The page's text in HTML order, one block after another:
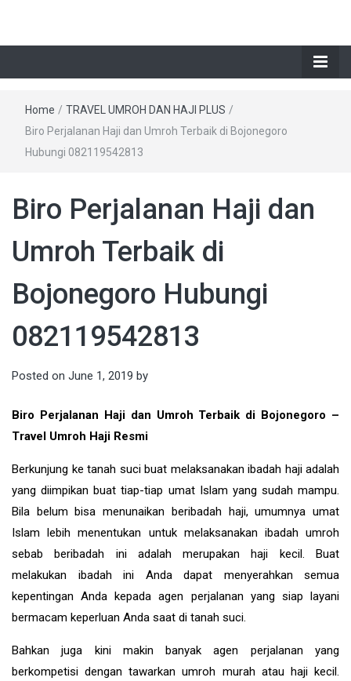
Home / TRAVEL UMROH DAN HAJI PLUS /
Biro Perjalanan Haji dan Umroh Terbaik di Bojonegoro
Hubungi 082119542813
Biro Perjalanan Haji dan
Umroh Terbaik di
Bojonegoro Hubungi
082119542813
Posted on June 1, 2019 by
Biro Perjalanan Haji dan Umroh Terbaik di Bojonegoro –
Travel Umroh Haji Resmi
Berkunjung ke tanah suci buat melaksanakan ibadah haji adalah
yang diimpikan buat tiap-tiap umat Islam yang sudah mampu.
Bila belum bisa menunaikan beribadah haji, umumnya umat
Islam lebih menentukan untuk melaksanakan ibadah umroh
sebab beribadah ini adalah merupakan haji kecil. Buat
melakukan ibadah ini Anda dapat menyerahkan semua
kepentingan Anda kepada agen perjalanan yang siap layani
bermacam keperluan Anda saat di tanah suci.
Bahkan juga kini makin banyak agen perjalanan yang
berkompetisi dengan tawarkan umroh murah atau haji kecil.